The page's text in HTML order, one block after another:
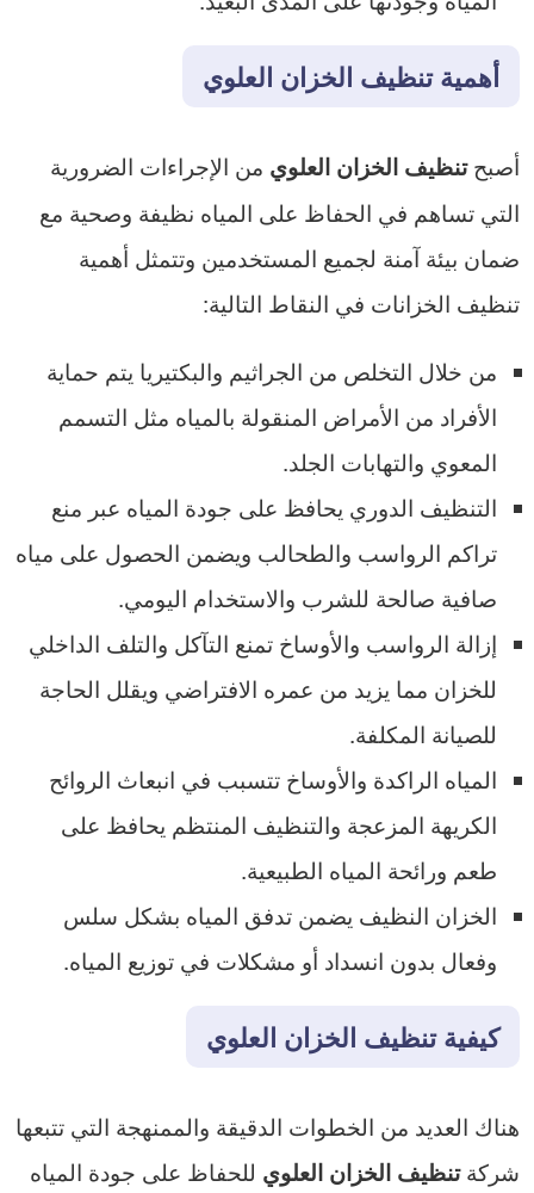
أهمية تنظيف الخزان العلوي
أصبحتنظيف الخزان العلوي من الإجراءات الضرورية
التي تساهم في الحفاظ على المياه نظيفة وصحية مع
ضمان بيئة آمنة لجميع المستخدمين وتتمثل أهمية
تنظيف الخزانات في النقاط التالية:
من خلال التخلص من الجراثيم والبكتيريا يتم حماية
الأفراد من الأمراض المنقولة بالمياه مثل التسمم
المعوي والتهابات الجلد.
التنظيف الدوري يحافظ على جودة المياه عبر منع
تراكم الرواسب والطحالب ويضمن الحصول على مياه
صافية صالحة للشرب والاستخدام اليومي.
إزالة الرواسب والأوساخ تمنع التآكل والتلف الداخلي
للخزان مما يزيد من عمره الافتراضي ويقلل الحاجة
للصيانة المكلفة.
المياه الراكدة والأوساخ تتسبب في انبعاث الروائح
الكريهة المزعجة والتنظيف المنتظم يحافظ على
طعم ورائحة المياه الطبيعية.
الخزان النظيف يضمن تدفق المياه بشكل سلس
وفعال بدون انسداد أو مشكلات في توزيع المياه.
كيفية تنظيف الخزان العلوي
هناك العديد من الخطوات الدقيقة والممنهجة التي تتبعها
شركةتنظيف الخزان العلوي للحفاظ على جودة المياه